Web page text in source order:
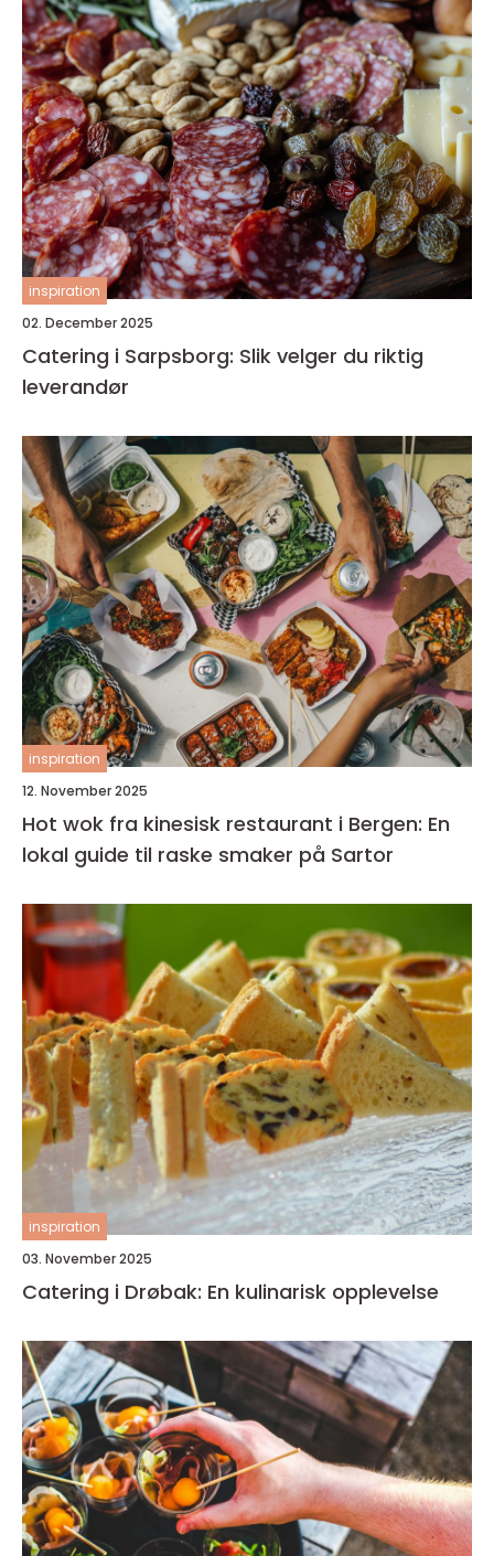
inspiration
02. December 2025
Catering i Sarpsborg: Slik velger du riktig
leverandør
inspiration
12. November 2025
Hot wok fra kinesisk restaurant i Bergen: En
lokal guide til raske smaker på Sartor
inspiration
03. November 2025
Catering i Drøbak: En kulinarisk opplevelse